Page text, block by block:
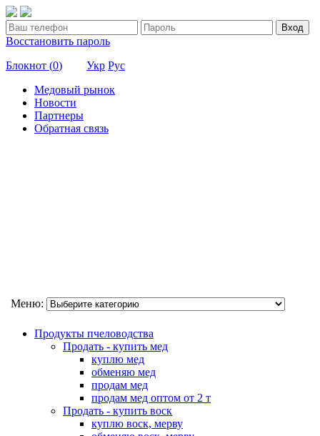
Вход
Восстановить пароль
Блокнот (0) Укр Рус
Медовый рынок
Новости
Партнеры
Обратная связь
Меню:
Продукты пчеловодства
Продать - купить мед
куплю мед
обменяю мед
продам мед
продам мед оптом от 2 т
Продать - купить воск
куплю воск, мерву